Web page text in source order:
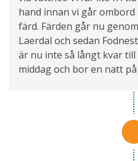
hand innan vi går
färd. Färden går nu
Laerdal och sedan
är nu inte så långt kvar
middag och bor en natt